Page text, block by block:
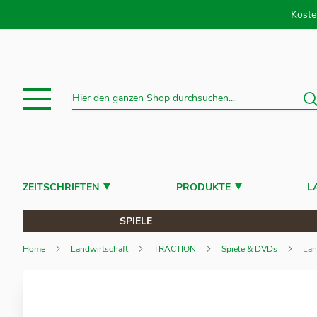
Suche
ZEITSCHRIFTEN PRODUKTE
SPIELE
Home Landwirtschaft TRACTION Spiele & DVDs